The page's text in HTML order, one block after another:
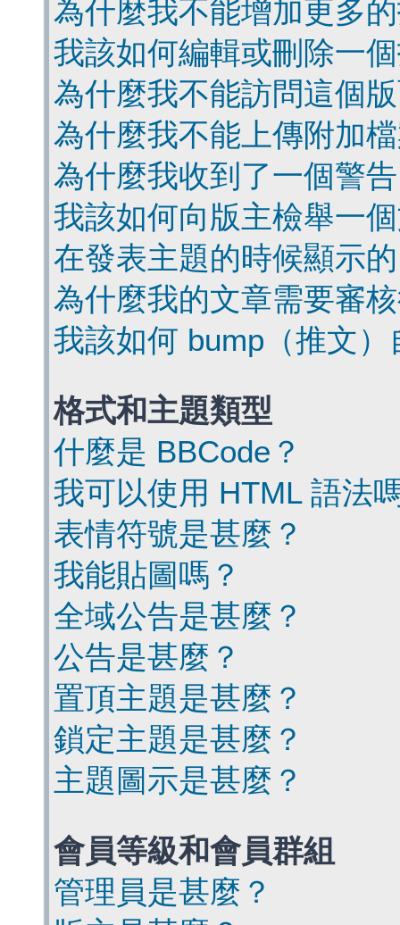
為什麼我不能增加更多
我該如何編輯或刪除一
為什麼我不能訪問這個
為什麼我不能上傳附加
為什麼我收到了一個警
我該如何向版主檢舉一
在發表主題的時候顯示
為什麼我的文章需要審
我該如何 bump（推文
格式和主題類型
什麼是 BBCode？
我可以使用 HTML 語法
表情符號是甚麼？
我能貼圖嗎？
全域公告是甚麼？
公告是甚麼？
置頂主題是甚麼？
鎖定主題是甚麼？
主題圖示是甚麼？
會員等級和會員群組
管理員是甚麼？